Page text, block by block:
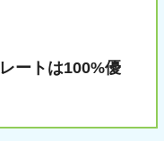
レートは100%優